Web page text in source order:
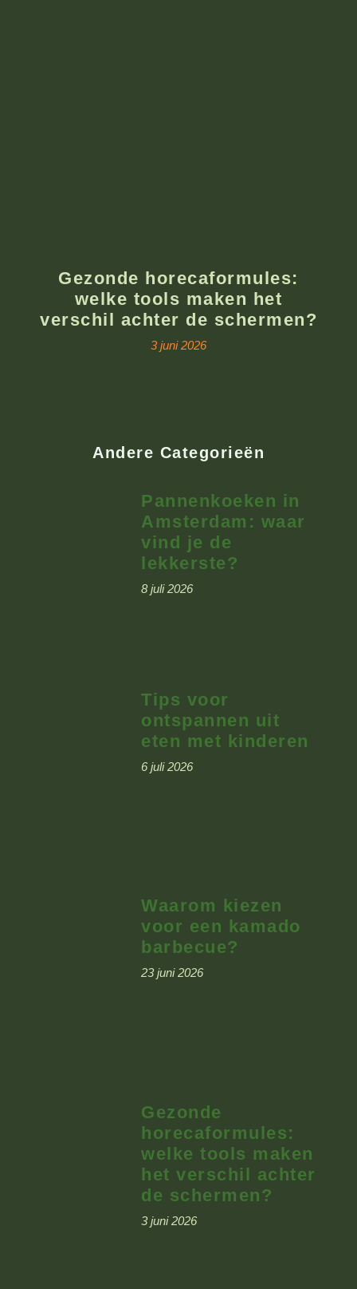
Gezonde horecaformules:
welke tools maken het
verschil achter de schermen?
3 juni 2026
Andere Categorieën
Pannenkoeken in
Amsterdam: waar
vind je de
lekkerste?
8 juli 2026
Tips voor
ontspannen uit
eten met kinderen
6 juli 2026
Waarom kiezen
voor een kamado
barbecue?
23 juni 2026
Gezonde
horecaformules:
welke tools maken
het verschil achter
de schermen?
3 juni 2026